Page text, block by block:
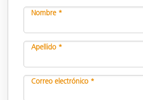
Nombre *
Apellido *
Correo electrónico *